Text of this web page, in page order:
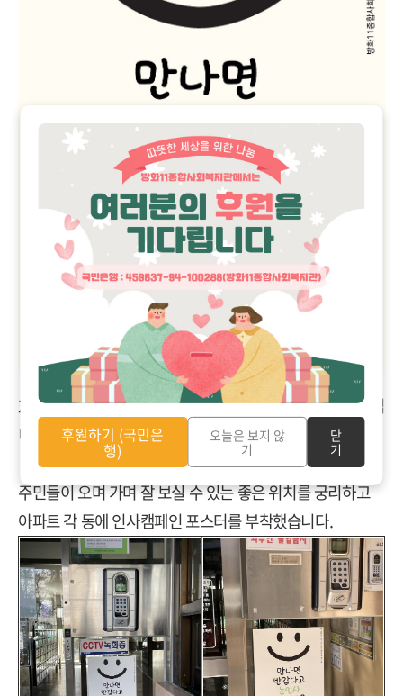
2월 인사캠페인 주제는 '만나면 반갑다고 눈인사 어때요?'입
니다.
주민들이 오며 가며 잘 보실 수 있는 좋은 위치를 궁리하고
아파트 각 동에 인사캠페인 포스터를 부착했습니다.
후원하기 (국민은
행)
오늘은 보지 않
기
닫
기